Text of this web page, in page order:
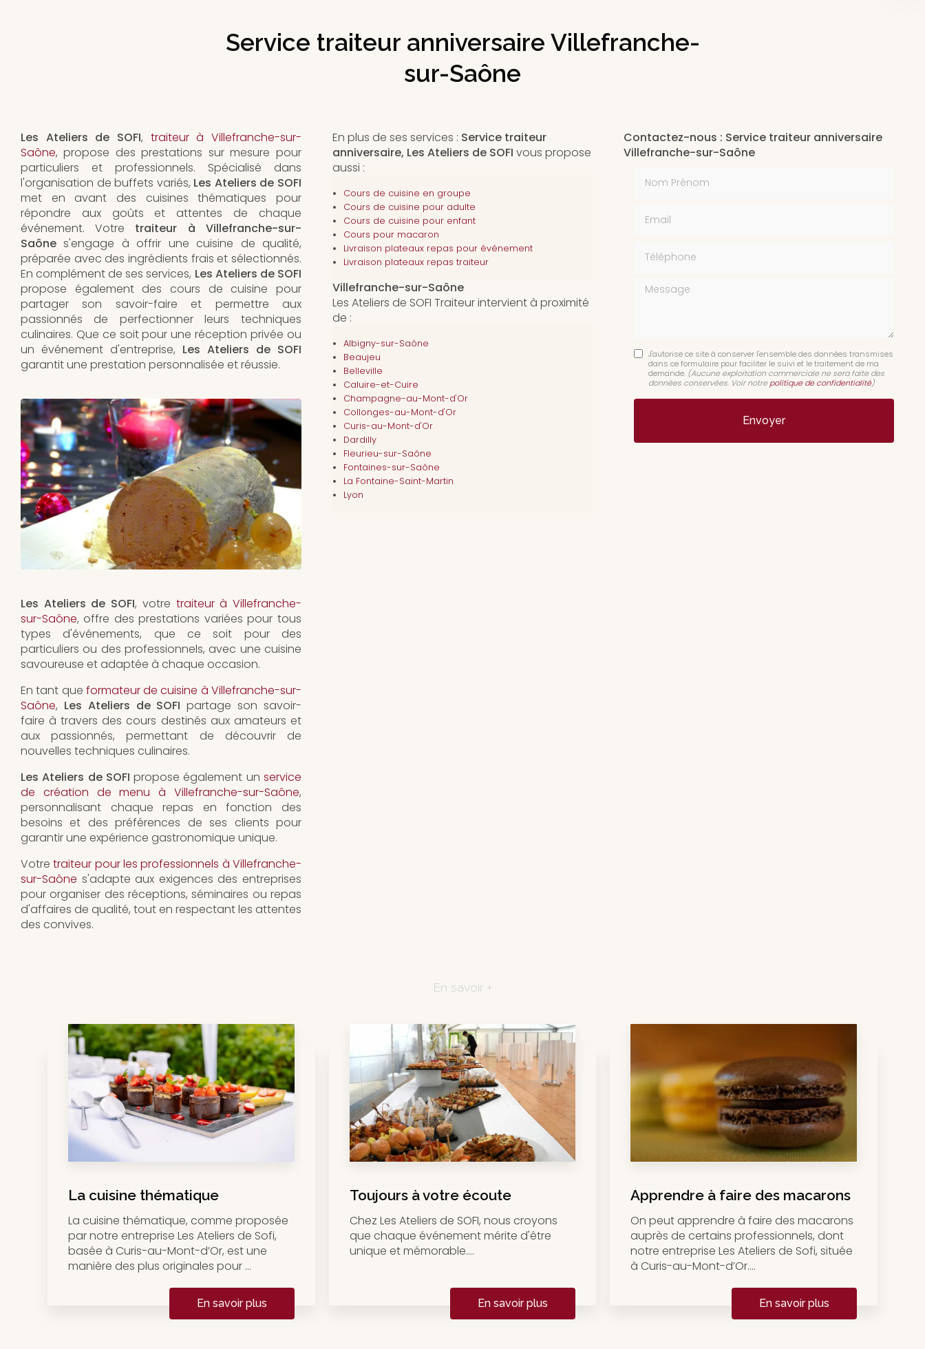
Service traiteur anniversaire Villefranche-
sur-Saône
Les Ateliers de SOFI, traiteur à Villefranche-sur-
Saône, propose des prestations sur mesure pour
particuliers et professionnels. Spécialisé dans
l'organisation de buffets variés, Les Ateliers de SOFI
met en avant des cuisines thématiques pour
répondre aux goûts et attentes de chaque
événement. Votre traiteur à Villefranche-sur-
Saône s'engage à offrir une cuisine de qualité,
préparée avec des ingrédients frais et sélectionnés.
En complément de ses services, Les Ateliers de SOFI
propose également des cours de cuisine pour
partager son savoir-faire et permettre aux
passionnés de perfectionner leurs techniques
culinaires. Que ce soit pour une réception privée ou
un événement d'entreprise, Les Ateliers de SOFI
garantit une prestation personnalisée et réussie.
Les Ateliers de SOFI, votre traiteur à Villefranche-
sur-Saône, offre des prestations variées pour tous
types d'événements, que ce soit pour des
particuliers ou des professionnels, avec une cuisine
savoureuse et adaptée à chaque occasion.
En tant que formateur de cuisine à Villefranche-sur-
Saône, Les Ateliers de SOFI partage son savoir-
faire à travers des cours destinés aux amateurs et
aux passionnés, permettant de découvrir de
nouvelles techniques culinaires.
Les Ateliers de SOFI propose également un service
de création de menu à Villefranche-sur-Saône,
personnalisant chaque repas en fonction des
besoins et des préférences de ses clients pour
garantir une expérience gastronomique unique.
Votretraiteur pour les professionnels à Villefranche-
sur-Saône s'adapte aux exigences des entreprises
pour organiser des réceptions, séminaires ou repas
d'affaires de qualité, tout en respectant les attentes
des convives.
En plus de ses services : Service traiteur
anniversaire, Les Ateliers de SOFI vous propose
aussi :
Cours de cuisine en groupe
Cours de cuisine pour adulte
Cours de cuisine pour enfant
Cours pour macaron
Livraison plateaux repas pour événement
Livraison plateaux repas traiteur
Villefranche-sur-Saône
Les Ateliers de SOFI Traiteur intervient à proximité
de :
Albigny-sur-Saône
Beaujeu
Belleville
Caluire-et-Cuire
Champagne-au-Mont-d'Or
Collonges-au-Mont-d'Or
Curis-au-Mont-d'Or
Dardilly
Fleurieu-sur-Saône
Fontaines-sur-Saône
La Fontaine-Saint-Martin
Lyon
Contactez-nous : Service traiteur anniversaire
Villefranche-sur-Saône
Message
J'autorise ce site à conserver l'ensemble des données transmises
dans ce formulaire pour faciliter le suivi et le traitement de ma
demande. (Aucune exploitation commerciale ne sera faite des
données conservées. Voir notre politique de confidentialité)
En savoir +
La cuisine thématique
La cuisine thématique, comme proposée
par notre entreprise Les Ateliers de Sofi,
basée à Curis-au-Mont-d’Or, est une
manière des plus originales pour ...
En savoir plus
Toujours à votre écoute
Chez Les Ateliers de SOFI, nous croyons
que chaque événement mérite d'être
unique et mémorable....
En savoir plus
Apprendre à faire des macarons
On peut apprendre à faire des macarons
auprès de certains professionnels, dont
notre entreprise Les Ateliers de Sofi, située
à Curis-au-Mont-d’Or....
En savoir plus